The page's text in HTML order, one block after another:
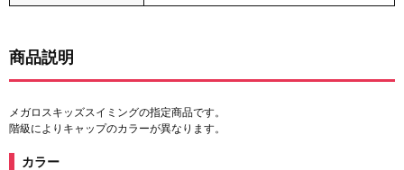
商品説明
メガロスキッズスイミングの指定商品です。
階級によりキャップのカラーが異なります。
カラー